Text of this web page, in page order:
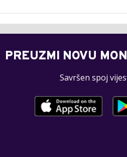
PREUZMI NOVU
Savršen spoj